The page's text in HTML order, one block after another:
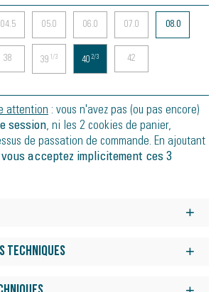
04.5 05.0 06.0 07.0 08.0
38 39 1/3 402/3 42
attention : vous n'avez pas (ou pas encore)
session, ni les 2 cookies de panier,
de passation de commande. En ajoutant
vous acceptez implicitement ces 3
des chocs des réceptions et un
techniques